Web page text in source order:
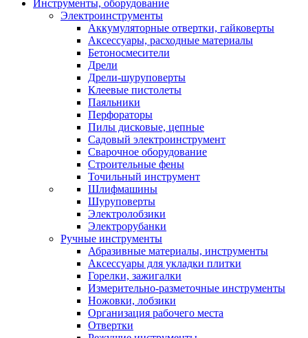
Инструменты, оборудование
Электроинструменты
Аккумуляторные отвертки, гайковерты
Аксессуары, расходные материалы
Бетоносмесители
Дрели
Дрели-шуруповерты
Клеевые пистолеты
Паяльники
Перфораторы
Пилы дисковые, цепные
Садовый электроинструмент
Сварочное оборудование
Строительные фены
Точильный инструмент
Шлифмашины
Шуруповерты
Электролобзики
Электрорубанки
Ручные инструменты
Абразивные материалы, инструменты
Аксессуары для укладки плитки
Горелки, зажигалки
Измерительно-разметочные инструменты
Ножовки, лобзики
Организация рабочего места
Отвертки